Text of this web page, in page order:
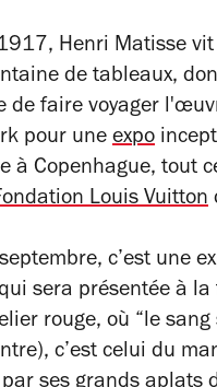
Henri Matisse vit
de tableaux,
de faire voyager
pour une expo
à Copenhague, tout
Louis Vuitton
c’est une
sera présentée à
rouge, où “le sang
c’est celui du